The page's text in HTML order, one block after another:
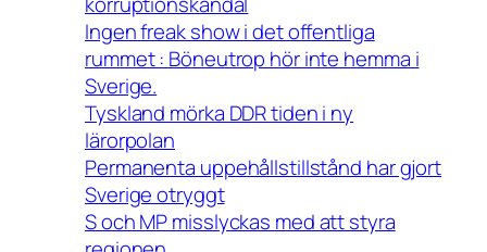
Ingen freak show i det offentliga
rummet : Böneutrop hör inte hemma i
Sverige.
Tyskland mörka DDR tiden i ny
lärorpolan
Permanenta uppehållstillstånd har gjort
Sverige otryggt
S och MP misslyckas med att styra